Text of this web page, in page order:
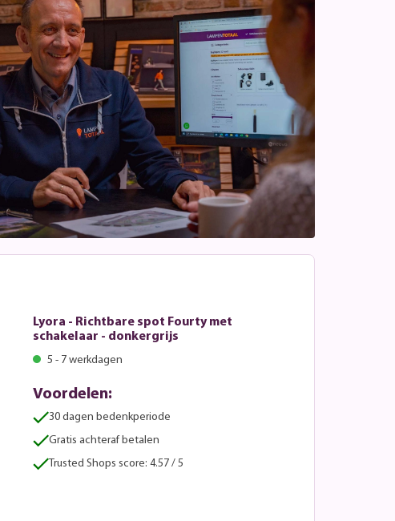
Lyora - Richtbare spot Fourty met
schakelaar - donkergrijs
5 - 7 werkdagen
Voordelen:
30 dagen bedenkperiode
Gratis achteraf betalen
Trusted Shops score: 4.57 / 5